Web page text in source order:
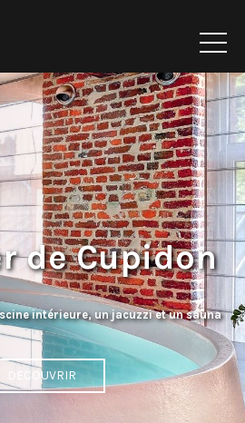
de Cupidon
DECOUVRIR
intérieure, un jacuzzi et un sauna